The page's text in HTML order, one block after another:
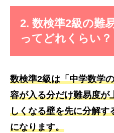
2. 数検準2級の難
ってどれくらい？
数検準2級は「中学数学
容が入る分だけ難易度が
しくなる壁を先に分解す
になります。